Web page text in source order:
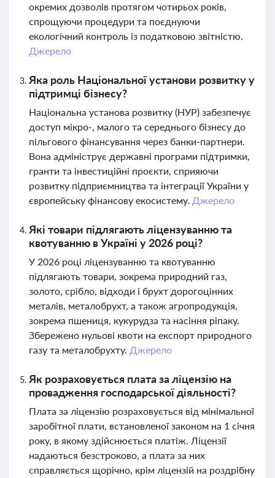
окремих дозволів протягом чотирьох років,
спрощуючи процедури та поєднуючи
екологічний контроль із податковою звітністю.
Джерело
Яка роль Національної установи розвитку у
підтримці бізнесу?
Національна установа розвитку (НУР) забезпечує
доступ мікро-, малого та середнього бізнесу до
пільгового фінансування через банки-партнери.
Вона адмініструє державні програми підтримки,
гранти та інвестиційні проєкти, сприяючи
розвитку підприємництва та інтеграції України у
європейську фінансову екосистему. Джерело
Які товари підлягають ліцензуванню та
квотуванню в Україні у 2026 році?
У 2026 році ліцензуванню та квотуванню
підлягають товари, зокрема природний газ,
золото, срібло, відходи і брухт дорогоцінних
металів, металобрухт, а також агропродукція,
зокрема пшениця, кукурудза та насіння ріпаку.
Збережено нульові квоти на експорт природного
газу та металобрухту. Джерело
Як розраховується плата за ліцензію на
провадження господарської діяльності?
Плата за ліцензію розраховується від мінімальної
заробітної плати, встановленої законом на 1 січня
року, в якому здійснюється платіж. Ліцензії
надаються безстроково, а плата за них
справляється щорічно, крім ліцензій на роздрібну